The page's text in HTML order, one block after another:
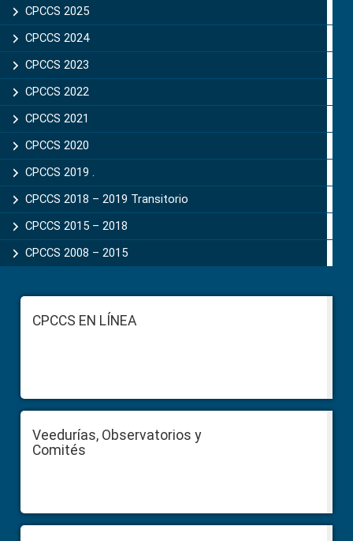
CPCCS 2025
CPCCS 2024
CPCCS 2023
CPCCS 2022
CPCCS 2021
CPCCS 2020
CPCCS 2019 .
CPCCS 2018 – 2019 Transitorio
CPCCS 2015 – 2018
CPCCS 2008 – 2015
FooterCPCCS EN LÍNEA
Veedurías, Observatorios y
Comités